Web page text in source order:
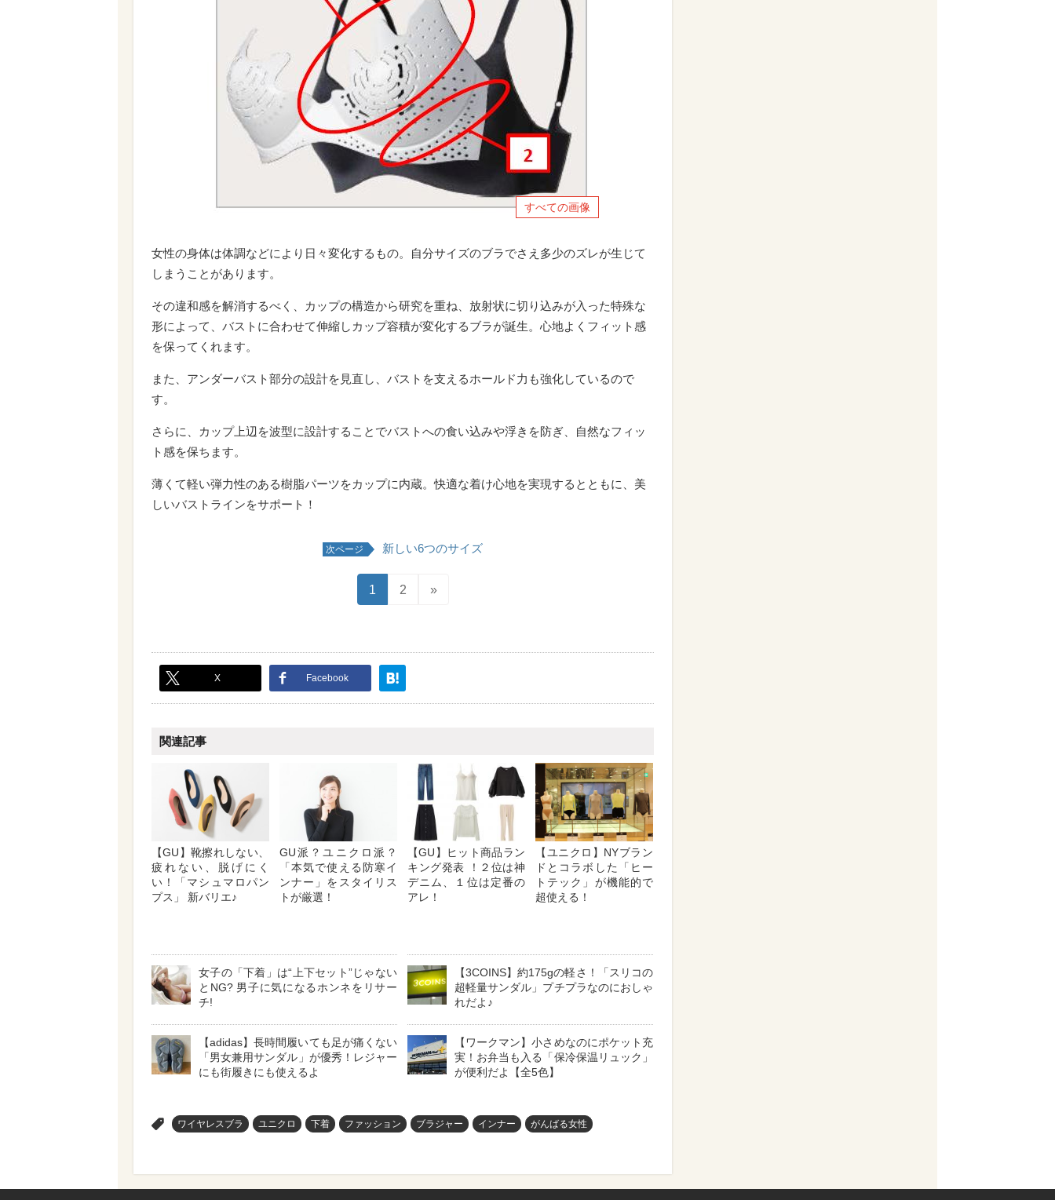
すべての画像
女性の身体は体調などにより日々変化するもの。自分サイズのブラでさえ多少のズレが生じて
しまうことがあります。
その違和感を解消するべく、カップの構造から研究を重ね、放射状に切り込みが入った特殊な
形によって、バストに合わせて伸縮しカップ容積が変化するブラが誕生。心地よくフィット感
を保ってくれます。
また、アンダーバスト部分の設計を見直し、バストを支えるホールド力も強化しているので
す。
さらに、カップ上辺を波型に設計することでバストへの食い込みや浮きを防ぎ、自然なフィッ
ト感を保ちます。
薄くて軽い弾力性のある樹脂パーツをカップに内蔵。快適な着け心地を実現するとともに、美
しいバストラインをサポート！
次ページ 新しい6つのサイズ
1 2 »
X Facebook
関連記事
【GU】靴擦れしない、
疲れない、脱げにく
い！「マシュマロパン
プス」 新バリエ♪
GU派？ユニクロ派？
「本気で使える防寒イ
ンナー」をスタイリス
トが厳選！
【GU】ヒット商品ラン
キング発表 ！２位は神
デニム、１位は定番の
アレ！
【ユニクロ】NYブラン
ドとコラボした「ヒー
トテック」が機能的で
超使える！
女子の「下着」は“上下セット”じゃない
とNG? 男子に気になるホンネをリサー
チ!
【3COINS】約175gの軽さ！「スリコの
超軽量サンダル」プチプラなのにおしゃ
れだよ♪
【adidas】長時間履いても足が痛くない
「男女兼用サンダル」が優秀！レジャー
にも街履きにも使えるよ
【ワークマン】小さめなのにポケット充
実！お弁当も入る「保冷保温リュック」
が便利だよ【全5色】
ワイヤレスブラ ユニクロ 下着 ファッション ブラジャー インナー がんばる女性